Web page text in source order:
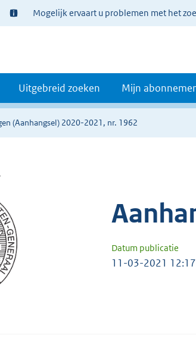
Ter
informatie:
Mogelijk ervaart u problemen met het
Uitgebreid zoeken Mijn
(Aanhangsel) 2020-2021, nr. 1962
Datum publicatie
11-03-2021 12:17